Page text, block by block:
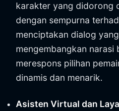
karakter yang didorong
dengan sempurna
menciptakan dialog
mengembangkan narasi
merespons pilihan
dinamis dan menarik.
Asisten Virtual dan